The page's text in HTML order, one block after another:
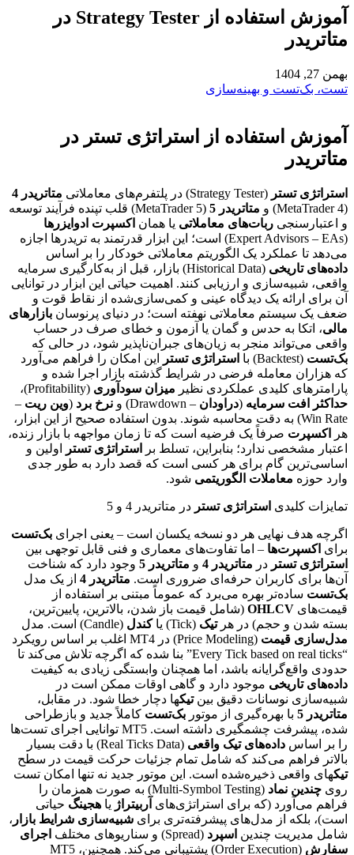
آموزش استفاده از Strategy Tester در
متاتریدر
بهمن 27, 1404
تست، بک‌تست و بهینه‌سازی
آموزش استفاده از استراتژی تستر در
متاتریدر
استراتژی تستر (Strategy Tester) در پلتفرم‌های معاملاتی
متاتریدر 4
(MetaTrader 4) و
متاتریدر 5
(MetaTrader 5) قلب تپنده فرآیند توسعه
و اعتبارسنجی ربات‌های معاملاتی یا همان اکسپرت ادوایزرها
(Expert Advisors – EAs) است؛ این ابزار قدرتمند به تریدرها اجازه
می‌دهد تا عملکرد یک الگوریتم معاملاتی خودکار را بر اساس
داده‌های تاریخی
(Historical Data) بازار، قبل از به‌کارگیری سرمایه
واقعی، شبیه‌سازی و ارزیابی کنند. اهمیت حیاتی این ابزار در توانایی
آن برای ارائه یک دیدگاه عینی و کمی‌سازی‌شده از نقاط قوت و
ضعف یک سیستم معاملاتی نهفته است؛ در دنیای پرنوسان بازارهای
مالی، اتکا به حدس و گمان یا آزمون و خطای صرف در حساب
واقعی می‌تواند منجر به زیان‌های جبران‌ناپذیر شود، در حالی که
بک‌تست (Backtest) با استراتژی تستر
این امکان را فراهم می‌آورد
که هزاران معامله فرضی در شرایط گذشته بازار اجرا شده و
پارامترهای کلیدی عملکردی نظیر میزان سودآوری (Profitability)،
حداکثر افت سرمایه (دراودان – Drawdown) و نرخ برد (وین ریت –
Win Rate) به دقت محاسبه شوند. بدون استفاده صحیح از این ابزار،
هر
اکسپرت صرفاً یک فرضیه است که تا زمان مواجهه با بازار زنده،
اعتبار مشخصی ندارد؛ بنابراین، تسلط بر
استراتژی تستر
اولین و
اساسی‌ترین گام برای هر کسی است که قصد دارد به طور جدی
وارد حوزه معاملات الگوریتمی شود.
تمایزات کلیدی استراتژی تستر در متاتریدر 4 و 5
اگرچه هدف نهایی هر دو نسخه یکسان است – یعنی اجرای بک‌تست
برای اکسپرت‌ها – اما تفاوت‌های معماری و فنی قابل توجهی بین
استراتژی تستر در متاتریدر 4 و متاتریدر 5
وجود دارد که شناخت
آن‌ها برای کاربران حرفه‌ای ضروری است. متاتریدر 4
از یک مدل
بک‌تست ساده‌تر بهره می‌برد که عموماً مبتنی بر استفاده از
قیمت‌های OHLCV (شامل قیمت باز شدن، بالاترین، پایین‌ترین،
بسته شدن و حجم) در هرتیک (Tick) یا کندل (Candle) است. مدل
مدل‌سازی قیمت
(Price Modeling) در MT4 اغلب بر اساس رویکرد
“Every Tick based on real ticks” بنا شده که اگرچه تلاش می‌کند تا
حدودی واقع‌گرایانه باشد، اما همچنان وابستگی زیادی به کیفیت
داده‌های تاریخی موجود دارد و گاهی اوقات ممکن است در
شبیه‌سازی نوسانات دقیق بینتیکها دچار خطا شود. در مقابل،
متاتریدر 5
با بهره‌گیری از موتور بک‌تست کاملاً جدید و بازطراحی
شده، پیشرفت چشمگیری داشته است. MT5 توانایی اجرای تست‌ها
را بر اساس داده‌های تیک واقعی
(Real Ticks Data) با دقت بسیار
بالاتر فراهم می‌کند که شامل تمام جزئیات حرکت قیمت در سطح
تیکهای واقعی ذخیره‌شده است. این موتور جدید نه تنها امکان تست
روی چندین نماد
(Multi-Symbol Testing) به صورت همزمان را
فراهم می‌آورد (که برای استراتژی‌های آربیتراژ یا هجینگ حیاتی
است)، بلکه از مدل‌های پیشرفته‌تری برای شبیه‌سازی شرایط بازار ،
شامل مدیریت چندین اسپرد (Spread) و سناریوهای مختلف
اجرای
سفارش
(Order Execution) پشتیبانی می‌کند. همچنین، MT5